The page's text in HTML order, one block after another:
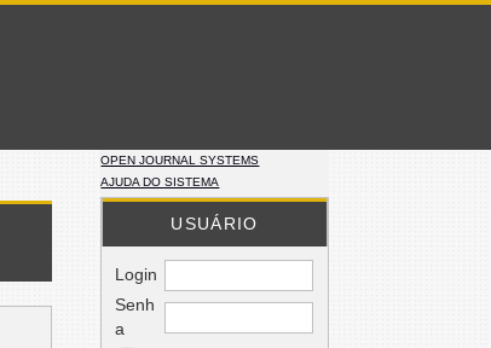
OPEN JOURNAL SYSTEMS
AJUDA DO SISTEMA
USUÁRIO
Login
Senh
a